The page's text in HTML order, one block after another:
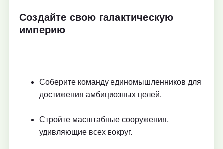
Создайте свою галактическую
империю
Соберите команду единомышленников для
достижения амбициозных целей.
Стройте масштабные сооружения,
удивляющие всех вокруг.